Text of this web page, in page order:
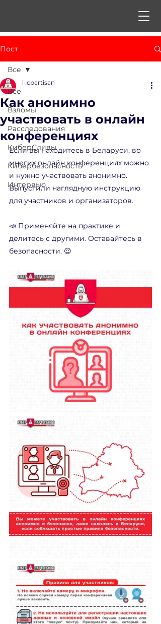
Пост
Все
Взломы
Расследования
КиберСливы
Кибербезопасность
Интервью
Все
Как анонимно
участвовать в онлайн
конференциях
i_cpartisan
Если вы находитесь в Беларуси, во
многих онлайн конференциях можно
и нужно участвовать анонимно.
Выпустили наглядную инструкцию
для участников и организаторов.
📣 Применяйте на практике и
делитесь с другими. Оставайтесь в
безопасности. 😌